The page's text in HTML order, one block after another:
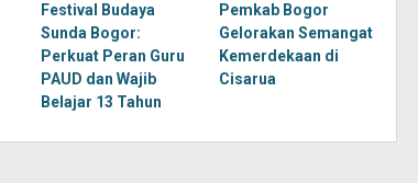
Festival Budaya
Sunda Bogor:
Perkuat Peran Guru
PAUD dan Wajib
Belajar 13 Tahun
Pemkab Bogor
Gelorakan Semangat
Kemerdekaan di
Cisarua